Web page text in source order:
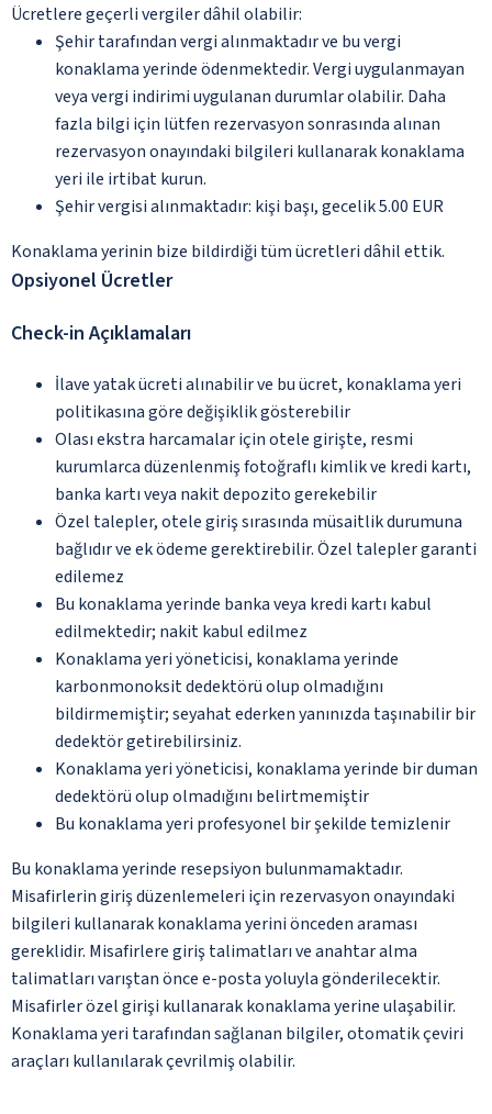
Ücretlere geçerli vergiler dâhil olabilir:
Şehir tarafından vergi alınmaktadır ve bu vergi
konaklama yerinde ödenmektedir. Vergi uygulanmayan
veya vergi indirimi uygulanan durumlar olabilir. Daha
fazla bilgi için lütfen rezervasyon sonrasında alınan
rezervasyon onayındaki bilgileri kullanarak konaklama
yeri ile irtibat kurun.
Şehir vergisi alınmaktadır: kişi başı, gecelik 5.00 EUR
Konaklama yerinin bize bildirdiği tüm ücretleri dâhil ettik.
Opsiyonel Ücretler
Check-in Açıklamaları
İlave yatak ücreti alınabilir ve bu ücret, konaklama yeri
politikasına göre değişiklik gösterebilir
Olası ekstra harcamalar için otele girişte, resmi
kurumlarca düzenlenmiş fotoğraflı kimlik ve kredi kartı,
banka kartı veya nakit depozito gerekebilir
Özel talepler, otele giriş sırasında müsaitlik durumuna
bağlıdır ve ek ödeme gerektirebilir. Özel talepler garanti
edilemez
Bu konaklama yerinde banka veya kredi kartı kabul
edilmektedir; nakit kabul edilmez
Konaklama yeri yöneticisi, konaklama yerinde
karbonmonoksit dedektörü olup olmadığını
bildirmemiştir; seyahat ederken yanınızda taşınabilir bir
dedektör getirebilirsiniz.
Konaklama yeri yöneticisi, konaklama yerinde bir duman
dedektörü olup olmadığını belirtmemiştir
Bu konaklama yeri profesyonel bir şekilde temizlenir
Bu konaklama yerinde resepsiyon bulunmamaktadır.
Misafirlerin giriş düzenlemeleri için rezervasyon onayındaki
bilgileri kullanarak konaklama yerini önceden araması
gereklidir. Misafirlere giriş talimatları ve anahtar alma
talimatları varıştan önce e-posta yoluyla gönderilecektir.
Misafirler özel girişi kullanarak konaklama yerine ulaşabilir.
Konaklama yeri tarafından sağlanan bilgiler, otomatik çeviri
araçları kullanılarak çevrilmiş olabilir.